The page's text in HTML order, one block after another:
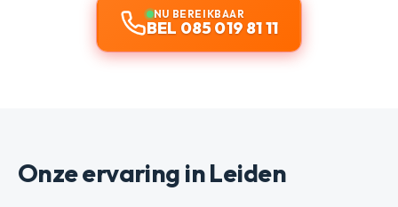
NU BEREIKBAAR
BEL 085 019 81 11
Onze ervaring in Leiden